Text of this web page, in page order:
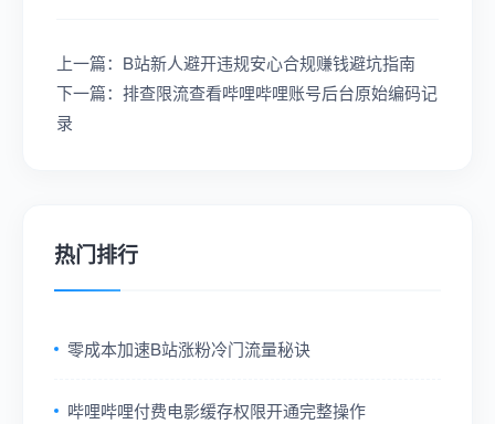
上一篇：B站新人避开违规安心合规赚钱避坑指南
下一篇：排查限流查看哔哩哔哩账号后台原始编码记
录
热门排行
零成本加速B站涨粉冷门流量秘诀
哔哩哔哩付费电影缓存权限开通完整操作